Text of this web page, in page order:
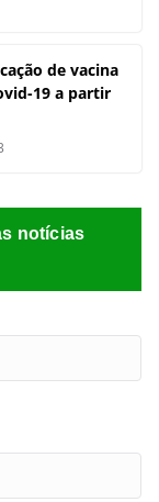
de vacina
19 a partir
notícias